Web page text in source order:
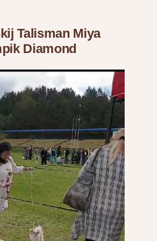
Talisman Miya
Diamond